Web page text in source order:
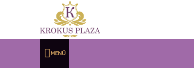
MENÜ